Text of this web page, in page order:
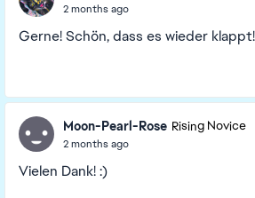
2 months ago
Gerne! Schön, dass es wieder
Moon-Pearl-Rose Rising Novice
2 months ago
Vielen Dank! :)